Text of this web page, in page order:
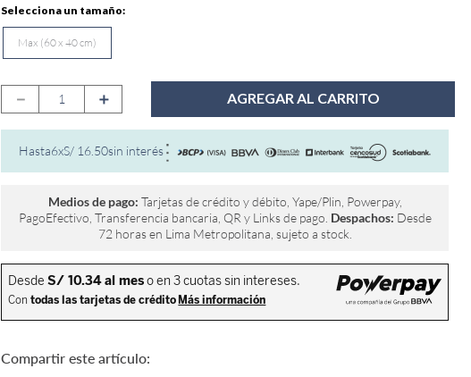
Max (60 x 40 cm)
＋
－ AGREGAR AL CARRITO
Hasta6xS/ 16. 50sin interés
Medios de pago: Tarjetas de crédito y débito, Yape/Plin, Powerpay,
PagoEfectivo, Transferencia bancaria, QR y Links de pago. Despachos: Desde
72 horas en Lima Metropolitana, sujeto a stock.
Compartir este artículo: